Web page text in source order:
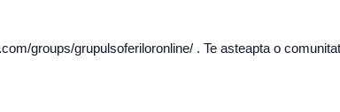
groups/grupulsoferiloronline/ . Te asteapta o